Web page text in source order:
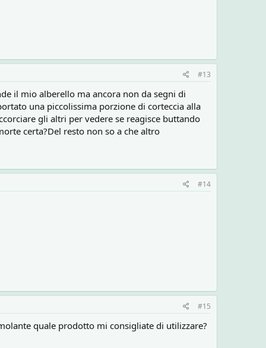
#13
il mio alberello ma ancora non da segni di
una piccolissima porzione di corteccia alla
gli altri per vedere se reagisce buttando
certa?Del resto non so a che altro
#14
#15
quale prodotto mi consigliate di utilizzare?